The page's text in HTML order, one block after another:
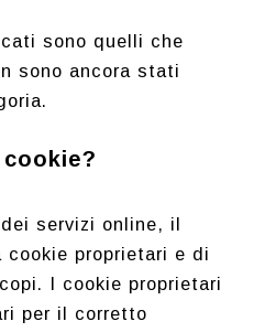
sono quelli che
sono ancora stati
servizi online, il
proprietari e di
I cookie proprietari
per il corretto